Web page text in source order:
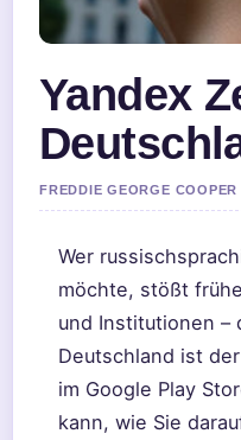
Yandex
FREDDIE GEORGE
Wer
möchte, stößt
und Institutionen –
Deutschland ist
im Google Play
kann, wie Sie